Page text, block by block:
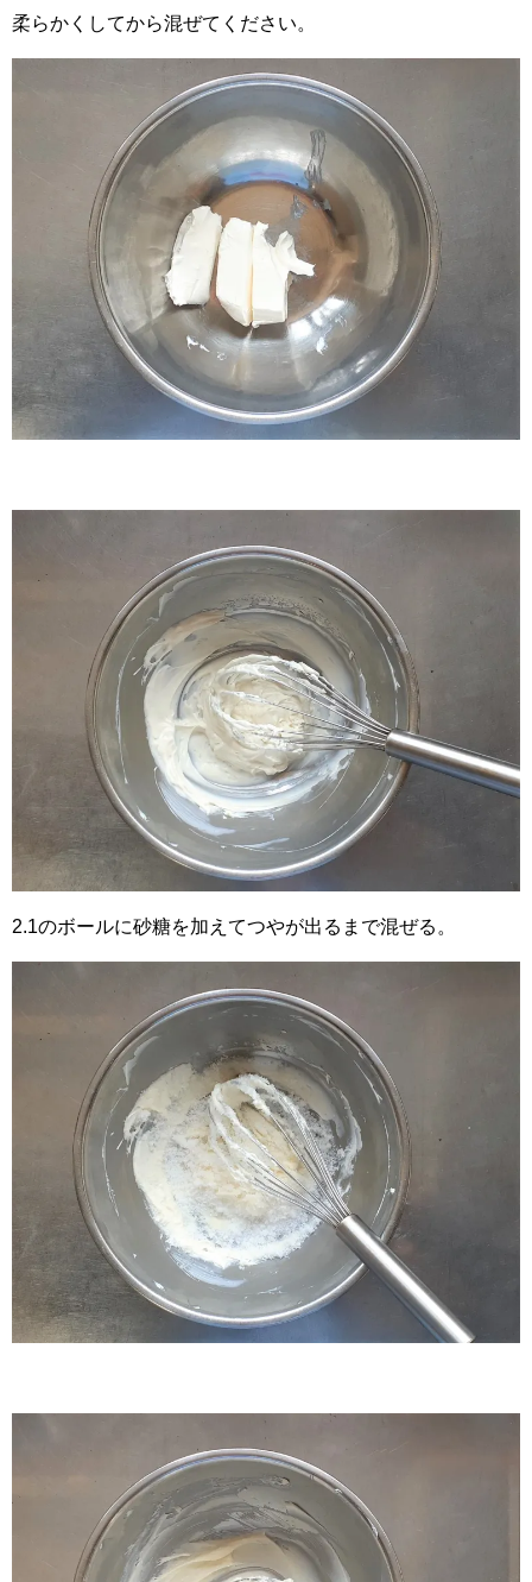
柔らかくしてから混ぜてください。
2.1のボールに砂糖を加えてつやが出るまで混ぜる。